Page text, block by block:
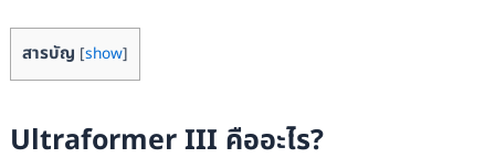
สารบัญ [show]
Ultraformer III คืออะไร?